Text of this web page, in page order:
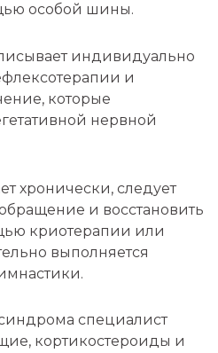
особой шины.
индивидуально
и
которые
нервной
хронически, следует
и восстановить
криотерапии или
выполняется
специалист
кортикостероиды и